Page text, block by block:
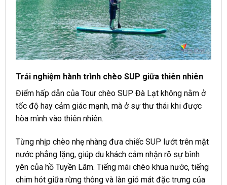
Trải nghiệm hành trình chèo SUP giữa thiên nhiên
Điểm hấp dẫn của Tour chèo SUP Đà Lạt không nằm ở
tốc độ hay cảm giác mạnh, mà ở sự thư thái khi được
hòa mình vào thiên nhiên.
Từng nhịp chèo nhẹ nhàng đưa chiếc SUP lướt trên mặt
nước phẳng lặng, giúp du khách cảm nhận rõ sự bình
yên của hồ Tuyền Lâm. Tiếng mái chèo khua nước, tiếng
chim hót giữa rừng thông và làn gió mát đặc trưng của